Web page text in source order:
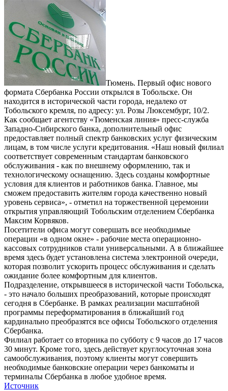
Тюмень. Первый офис нового
формата Сбербанка России открылся в Тобольске. Он
находится в исторической части города, недалеко от
Тобольского кремля, по адресу: ул. Розы Люксембург, 10/2.
Как сообщает агентству «Тюменская линия» пресс-служба
Западно-Сибирского банка, дополнительный офис
предоставляет полный спектр банковских услуг физическим
лицам, в том числе услуги кредитования. «Наш новый филиал
соответствует современным стандартам банковского
обслуживания - как по внешнему оформлению, так и
технологическому оснащению. Здесь созданы комфортные
условия для клиентов и работников банка. Главное, мы
сможем предоставить жителям города качественно новый
уровень сервиса», - отметил на торжественной церемонии
открытия управляющий Тобольским отделением Сбербанка
Максим Корвяков.
Посетители офиса могут совершать все необходимые
операции «в одном окне» - рабочие места операционно-
кассовых сотрудников стали универсальными. А в ближайшее
время здесь будет установлена система электронной очереди,
которая позволит ускорить процесс обслуживания и сделать
ожидание более комфортным для клиентов.
Подразделение, открывшееся в исторической части Тобольска,
- это начало больших преобразований, которые происходят
сегодня в Сбербанке. В рамках реализации масштабной
программы переформатирования в ближайший год
кардинально преобразятся все офисы Тобольского отделения
Сбербанка.
Филиал работает со вторника по субботу с 9 часов до 17 часов
30 минут. Кроме того, здесь действует круглосуточная зона
самообслуживания, поэтому клиенты могут совершить
необходимые банковские операции через банкоматы и
терминалы Сбербанка в любое удобное время.
Источник